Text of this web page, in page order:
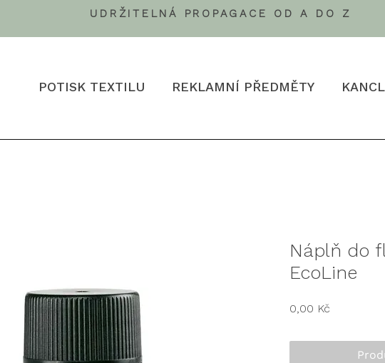
UDRŽITELNÁ PROPAGACE OD A DO Z
POTISK TEXTILU REKLAMNÍ PŘEDMĚTY
Náplň do
EcoLine
0,00 Kč